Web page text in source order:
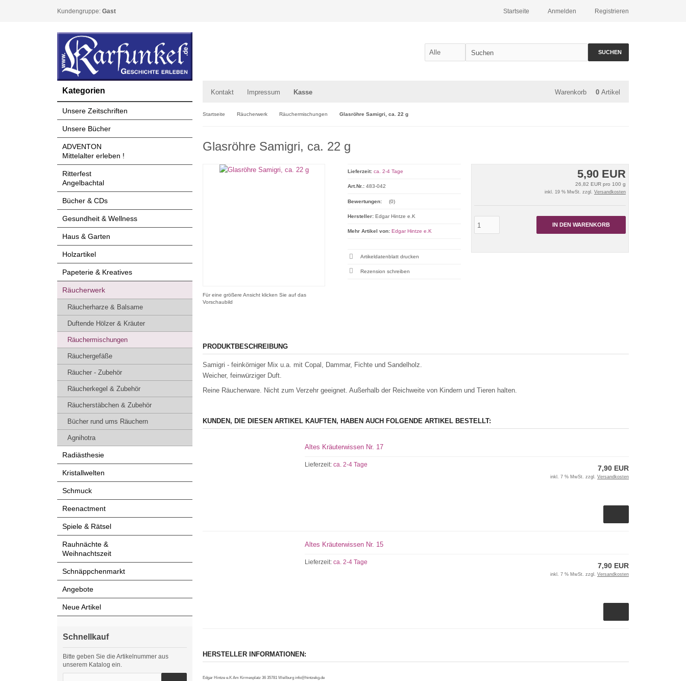
Kundengruppe: Gast Registrieren
Anmelden
Startseite
SUCHEN
Kontakt Impressum Kasse Warenkorb 0 Artikel
Startseite Räucherwerk Räuchermischungen Glasröhre Samigri, ca. 22 g
Glasröhre Samigri, ca. 22 g
Für eine größere Ansicht klicken Sie auf das
Vorschaubild
5,90 EUR
26,82 EUR pro 100 g
inkl. 19 % MwSt. zzgl. Versandkosten
IN DEN WARENKORB
Lieferzeit: ca. 2-4 Tage
Art.Nr.: 483-042
Bewertungen: (0)
Hersteller: Edgar Hintze e.K
Mehr Artikel von: Edgar Hintze e.K
Artikeldatenblatt drucken
Rezension schreiben
PRODUKTBESCHREIBUNG
Samigri - feinkörniger Mix u.a. mit Copal, Dammar, Fichte und Sandelholz.
Weicher, feinwürziger Duft.
Reine Räucherware. Nicht zum Verzehr geeignet. Außerhalb der Reichweite von Kindern und Tieren halten.
KUNDEN, DIE DIESEN ARTIKEL KAUFTEN, HABEN AUCH FOLGENDE ARTIKEL BESTELLT:
Altes Kräuterwissen Nr. 17
Lieferzeit:ca. 2-4 Tage 7,90 EUR
inkl. 7 % MwSt. zzgl. Versandkosten
Altes Kräuterwissen Nr. 15
Lieferzeit:ca. 2-4 Tage 7,90 EUR
inkl. 7 % MwSt. zzgl. Versandkosten
HERSTELLER INFORMATIONEN:
Edgar Hintze e.K Am Kirmesplatz 36 35781 Weilburg info@hintzekg.de
Kategorien
Unsere Zeitschriften
Unsere Bücher
ADVENTON
Mittelalter erleben !
Ritterfest
Angelbachtal
Bücher & CDs
Gesundheit & Wellness
Haus & Garten
Holzartikel
Papeterie & Kreatives
Räucherwerk
Räucherharze & Balsame
Duftende Hölzer & Kräuter
Räuchermischungen
Räuchergefäße
Räucher - Zubehör
Räucherkegel & Zubehör
Räucherstäbchen & Zubehör
Bücher rund ums Räuchern
Agnihotra
Radiästhesie
Kristallwelten
Schmuck
Reenactment
Spiele & Rätsel
Rauhnächte &
Weihnachtszeit
Schnäppchenmarkt
Angebote
Neue Artikel
Schnellkauf
Bitte geben Sie die Artikelnummer aus
unserem Katalog ein.